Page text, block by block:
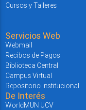
Cursos y Talleres
Servicios Web
Webmail
Recibos de Pagos
Biblioteca Central
Campus Virtual
Repositorio Institucional
De Interés
WorldMUN UCV